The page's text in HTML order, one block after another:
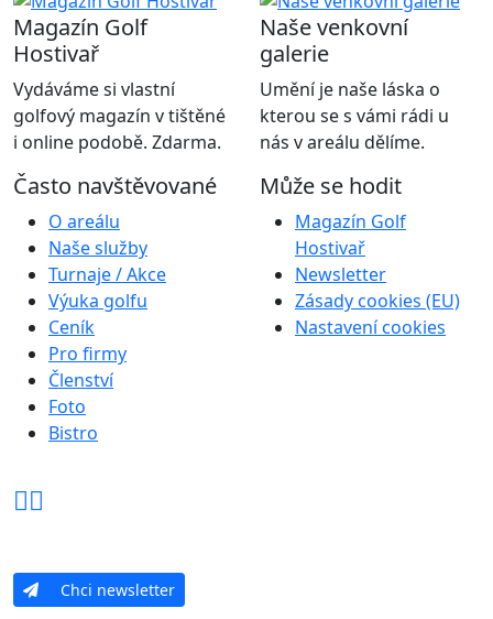
Magazín Golf
Hostivař
Vydáváme si vlastní
golfový magazín v tištěné
i online podobě. Zdarma.
Naše venkovní
galerie
Umění je naše láska o
kterou se s vámi rádi u
nás v areálu dělíme.
Často navštěvované
O areálu
Naše služby
Turnaje / Akce
Výuka golfu
Ceník
Pro firmy
Členství
Foto
Bistro
Může se hodit
Magazín Golf
Hostivař
Newsletter
Zásady cookies (EU)
Nastavení cookies
Chci newsletter